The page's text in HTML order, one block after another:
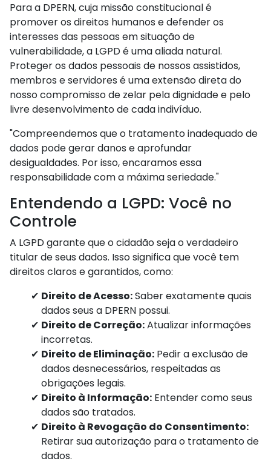
Para a DPERN, cuja missão constitucional é
promover os direitos humanos e defender os
interesses das pessoas em situação de
vulnerabilidade, a LGPD é uma aliada natural.
Proteger os dados pessoais de nossos assistidos,
membros e servidores é uma extensão direta do
nosso compromisso de zelar pela dignidade e pelo
livre desenvolvimento de cada indivíduo.
"Compreendemos que o tratamento inadequado de
dados pode gerar danos e aprofundar
desigualdades. Por isso, encaramos essa
responsabilidade com a máxima seriedade."
Entendendo a LGPD: Você no
Controle
A LGPD garante que o cidadão seja o verdadeiro
titular de seus dados. Isso significa que você tem
direitos claros e garantidos, como:
Direito de Acesso:Saber exatamente quais
dados seus a DPERN possui.
Direito de Correção:Atualizar informações
incorretas.
Direito de Eliminação: Pedir a exclusão de
dados desnecessários, respeitadas as
obrigações legais.
Direito à Informação: Entender como seus
dados são tratados.
Direito à Revogação do Consentimento:
Retirar sua autorização para o tratamento de
dados.